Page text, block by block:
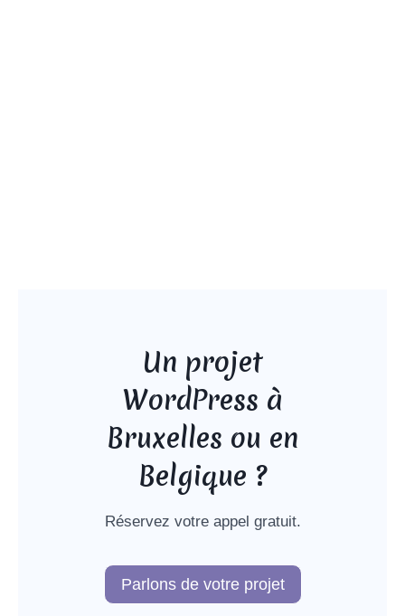
Un projet
WordPress à
Bruxelles ou en
Belgique ?
Réservez votre appel gratuit.
Parlons de votre projet